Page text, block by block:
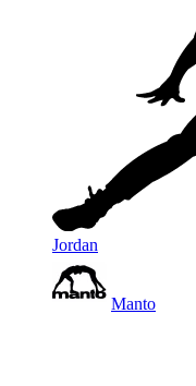
Jordan
Manto